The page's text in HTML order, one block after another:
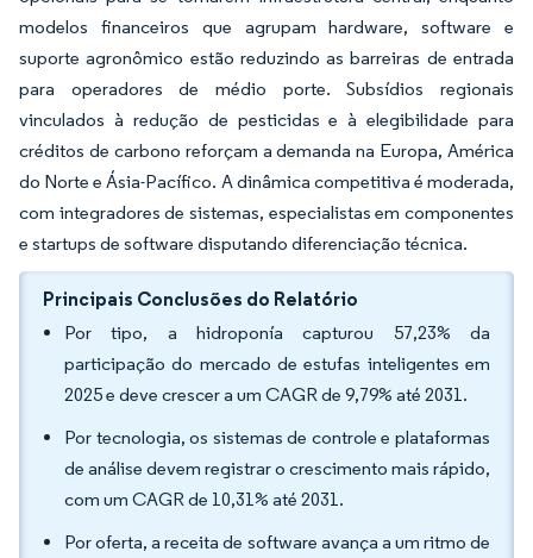
modelos financeiros que agrupam hardware, software e
suporte agronômico estão reduzindo as barreiras de entrada
para operadores de médio porte. Subsídios regionais
vinculados à redução de pesticidas e à elegibilidade para
créditos de carbono reforçam a demanda na Europa, América
do Norte e Ásia-Pacífico. A dinâmica competitiva é moderada,
com integradores de sistemas, especialistas em componentes
e startups de software disputando diferenciação técnica.
Principais Conclusões do Relatório
Por tipo, a hidroponía capturou 57,23% da
participação do mercado de estufas inteligentes em
2025 e deve crescer a um CAGR de 9,79% até 2031.
Por tecnologia, os sistemas de controle e plataformas
de análise devem registrar o crescimento mais rápido,
com um CAGR de 10,31% até 2031.
Por oferta, a receita de software avança a um ritmo de